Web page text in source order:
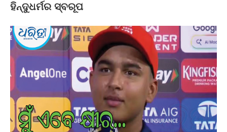
ହିନ୍ଦୁଧର୍ମର ସ୍ବରୂପ